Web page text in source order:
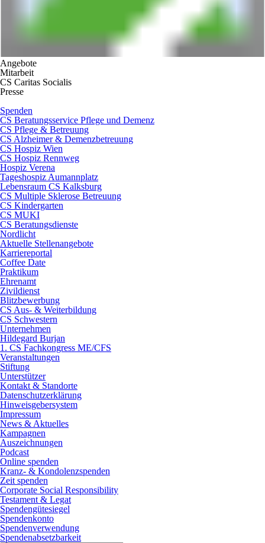
Angebote
Mitarbeit
CS Caritas Socialis
Presse
Spenden
CS Beratungsservice Pflege und Demenz
CS Pflege & Betreuung
CS Alzheimer & Demenzbetreuung
CS Hospiz Wien
CS Hospiz Rennweg
Hospiz Verena
Tageshospiz Aumannplatz
Lebensraum CS Kalksburg
CS Multiple Sklerose Betreuung
CS Kindergarten
CS MUKI
CS Beratungsdienste
Nordlicht
Aktuelle Stellenangebote
Karriereportal
Coffee Date
Praktikum
Ehrenamt
Zivildienst
Blitzbewerbung
CS Aus- & Weiterbildung
CS Schwestern
Unternehmen
Hildegard Burjan
1. CS Fachkongress ME/CFS
Veranstaltungen
Stiftung
Unterstützer
Kontakt & Standorte
Datenschutzerklärung
Hinweisgebersystem
Impressum
News & Aktuelles
Kampagnen
Auszeichnungen
Podcast
Online spenden
Kranz- & Kondolenzspenden
Zeit spenden
Corporate Social Responsibility
Testament & Legat
Spendengütesiegel
Spendenkonto
Spendenverwendung
Spendenabsetzbarkeit